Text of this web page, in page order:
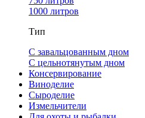
1000 литров
Тип
С завальцованным дном
С цельнотянутым дном
Консервирование
Виноделие
Сыроделие
Измельчители